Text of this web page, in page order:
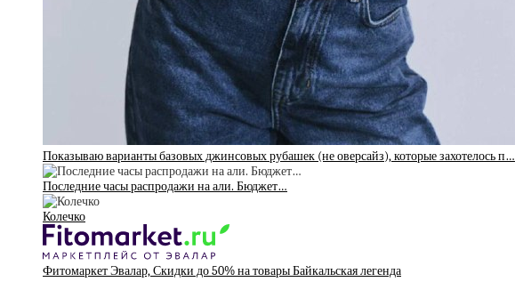
Показываю варианты базовых джинсовых рубашек (не оверсайз), которые захотелось п…
Последние часы распродажи на али. Бюджет…
Колечко
Фитомаркет Эвалар, Скидки до 50% на товары Байкальская легенда